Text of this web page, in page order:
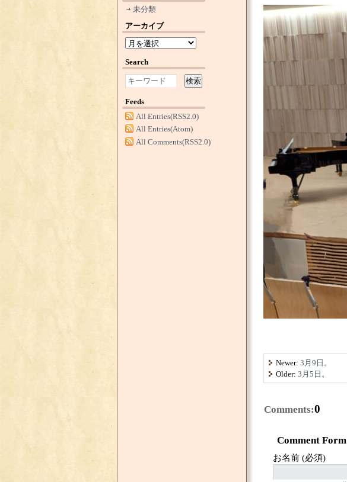
Newer:3月9日。
Older:3月5日。
Comments:0
Comment Form
お名前 (必須)
未分類
アーカイブ
Search
検索
Feeds
All Entries(RSS2.0)
All Entries(Atom)
All Comments(RSS2.0)